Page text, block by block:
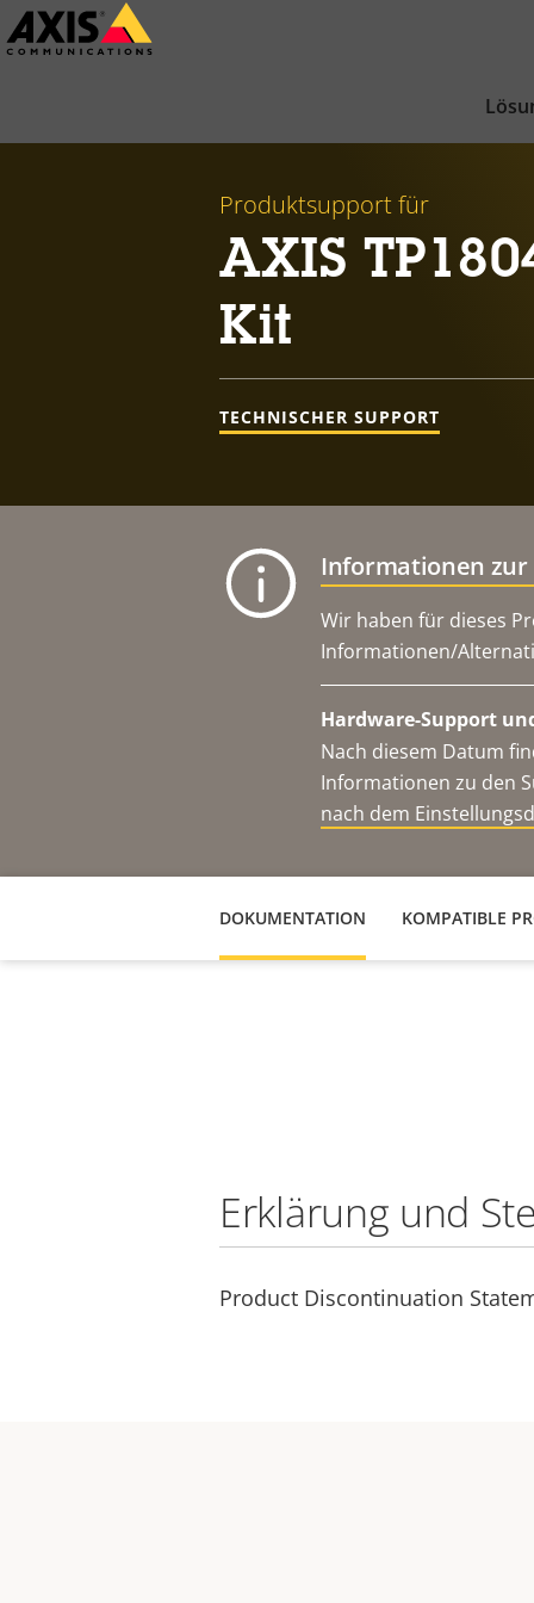
Zum
Hauptinhalt
Produktsupport für
AXIS
Kit
TECHNISCHER SUPPORT
Informationen
Wir haben für dieses
Informationen/
Hardware-Support
Nach diesem Datum
Informationen zu den
nach dem
DOKUMENTATION KOMPATIBLE
Erklärung und
Product Discontinuation